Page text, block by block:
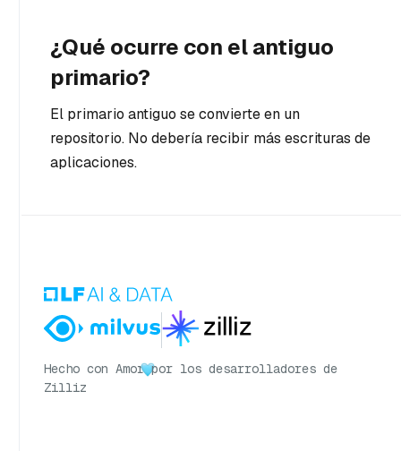
¿Qué ocurre con el antiguo
primario?
El primario antiguo se convierte en un
repositorio. No debería recibir más escrituras de
aplicaciones.
Hecho con Amor por los desarrolladores de
Zilliz